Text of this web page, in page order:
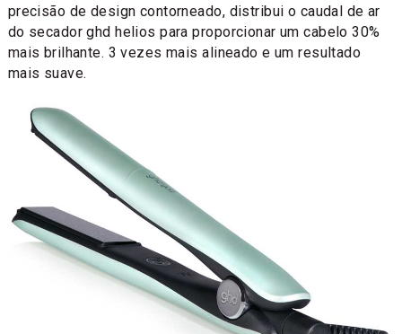
precisão de design contorneado, distribui o caudal de ar
do secador ghd helios para proporcionar um cabelo 30%
mais brilhante. 3 vezes mais alineado e um resultado
mais suave.